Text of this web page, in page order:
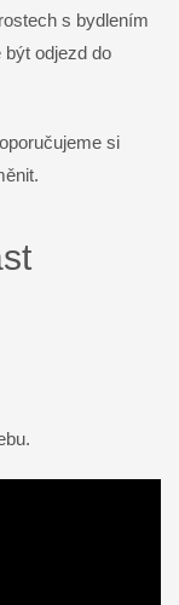
s bydlením
odjezd do
si